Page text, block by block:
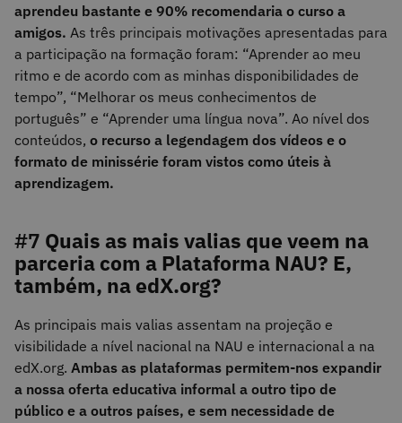
aprendeu bastante e 90% recomendaria o curso a
amigos. As três principais motivações apresentadas para
a participação na formação foram: “Aprender ao meu
ritmo e de acordo com as minhas disponibilidades de
tempo”, “Melhorar os meus conhecimentos de
português” e “Aprender uma língua nova”. Ao nível dos
conteúdos, o recurso a legendagem dos vídeos e o
formato de minissérie foram vistos como úteis à
aprendizagem.
#7 Quais as mais valias que veem na
parceria com a Plataforma NAU? E,
também, na edX.org?
As principais mais valias assentam na projeção e
visibilidade a nível nacional na NAU e internacional a na
edX.org. Ambas as plataformas permitem-nos expandir
a nossa oferta educativa informal a outro tipo de
público e a outros países, e sem necessidade de